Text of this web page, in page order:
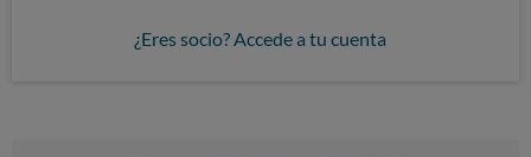
¿Eres socio? Accede a tu cuenta